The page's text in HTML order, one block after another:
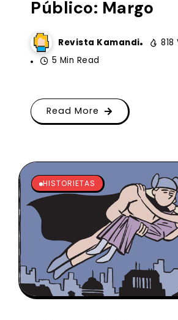
Público: Margo
Revista Kamandi
818
5 Min Read
Read More
HISTORIETAS